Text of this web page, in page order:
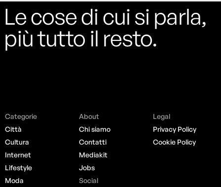
Le cose di cui si parla,
più tutto il resto.
Categorie
Città
Cultura
Internet
Lifestyle
Moda
About
Chi siamo
Contatti
Mediakit
Jobs
Social
Legal
Privacy Policy
Cookie Policy